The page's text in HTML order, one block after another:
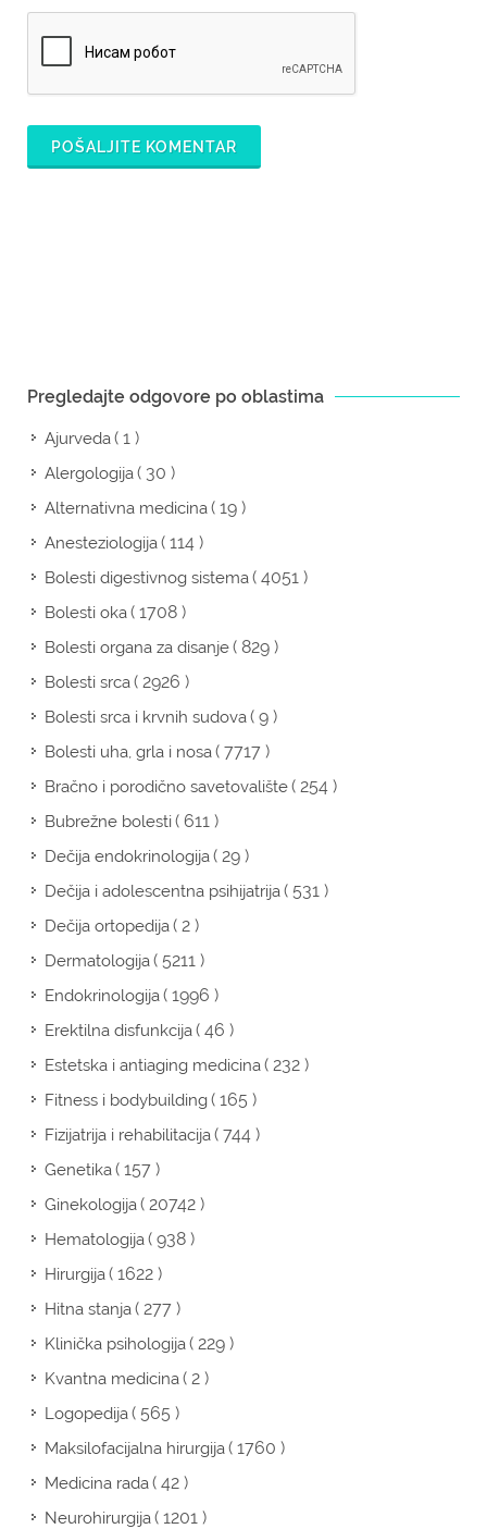
POŠALJITE KOMENTAR
Pregledajte odgovore po oblastima
Ajurveda( 1 )
Alergologija( 30 )
Alternativna medicina( 19 )
Anesteziologija( 114 )
Bolesti digestivnog sistema( 4051 )
Bolesti oka( 1708 )
Bolesti organa za disanje( 829 )
Bolesti srca( 2926 )
Bolesti srca i krvnih sudova( 9 )
Bolesti uha, grla i nosa( 7717 )
Bračno i porodično savetovalište( 254 )
Bubrežne bolesti( 611 )
Dečija endokrinologija( 29 )
Dečija i adolescentna psihijatrija( 531 )
Dečija ortopedija( 2 )
Dermatologija( 5211 )
Endokrinologija( 1996 )
Erektilna disfunkcija( 46 )
Estetska i antiaging medicina( 232 )
Fitness i bodybuilding( 165 )
Fizijatrija i rehabilitacija( 744 )
Genetika( 157 )
Ginekologija( 20742 )
Hematologija( 938 )
Hirurgija( 1622 )
Hitna stanja( 277 )
Klinička psihologija( 229 )
Kvantna medicina( 2 )
Logopedija( 565 )
Maksilofacijalna hirurgija( 1760 )
Medicina rada( 42 )
Neurohirurgija( 1201 )